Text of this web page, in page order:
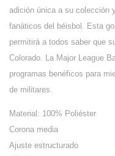
adición única a su colección
fanáticos del béisbol. Esta
permitirá a todos saber que
Colorado. La Major League
programas benéficos para
de militares.
Material: 100% Poliéster
Corona media
Ajuste estructurado